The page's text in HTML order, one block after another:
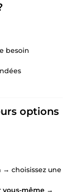
besoin
options
→ choisissez une
vous-même →